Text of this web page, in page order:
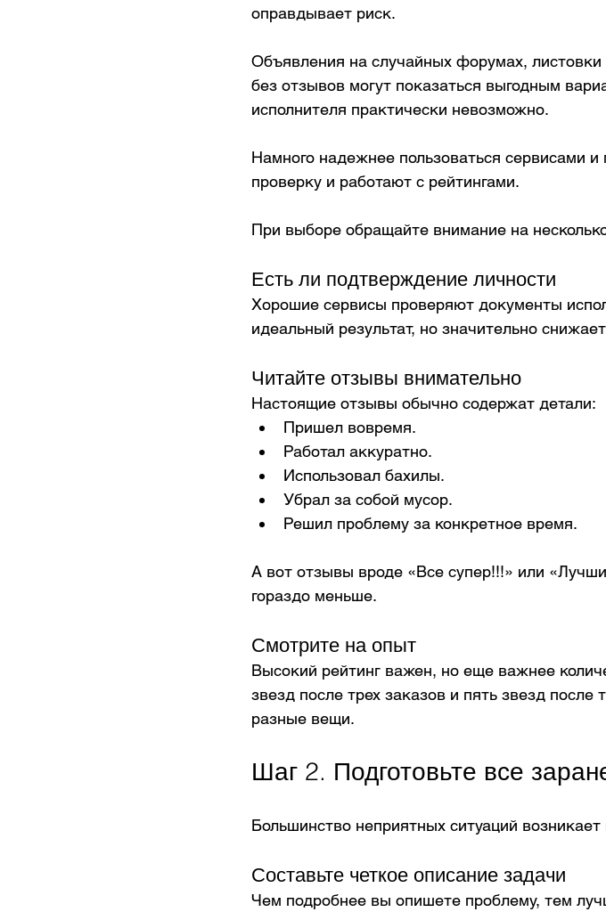
оправдывает риск.
Объявления на случайных форумах,
без отзывов могут показаться выгодным
исполнителя практически невозможно.
Намного надежнее пользоваться сервисами
проверку и работают с рейтингами.
При выборе обращайте внимание на
Есть ли подтверждение личности
Хорошие сервисы проверяют документы
идеальный результат, но значительно
Читайте отзывы внимательно
Настоящие отзывы обычно содержат детали:
Пришел вовремя.
Работал аккуратно.
Использовал бахилы.
Убрал за собой мусор.
Решил проблему за конкретное время.
А вот отзывы вроде «Все супер!!!» или
гораздо меньше.
Смотрите на опыт
Высокий рейтинг важен, но еще важнее
звезд после трех заказов и пять звезд
разные вещи.
Шаг 2. Подготовьте все
Большинство неприятных ситуаций
Составьте четкое описание задачи
Чем подробнее вы опишете проблему, тем